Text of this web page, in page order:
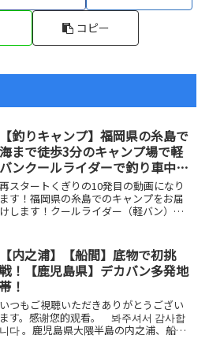
コピー
【釣りキャンプ】福岡県の糸島で
海まで徒歩3分のキャンプ場で軽
バンクールライダーで釣り車中
泊、キャンプをしていく！
再スタートくぎりの10発目の動画になり
ます！福岡県の糸島でのキャンプをお届
けします！クールライダー（軽バン）で
【内之浦】【船間】底物で初挑
戦！【鹿児島県】デカバン多発地
帯！
いつもご視聴いただきありがとうござい
ます。感谢您的观看。 봐주셔서 감사합
니다 。鹿児島県大隈半島の内之浦、船